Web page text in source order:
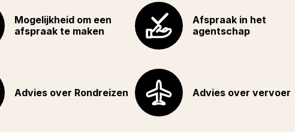
Mogelijkheid om een
afspraak te maken
Afspraak in het
agentschap
Advies over Rondreizen Advies over vervoer